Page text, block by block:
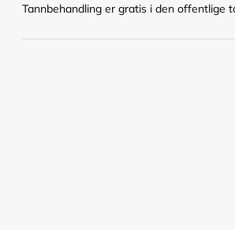
Tannbehandling er gratis i den offentlige